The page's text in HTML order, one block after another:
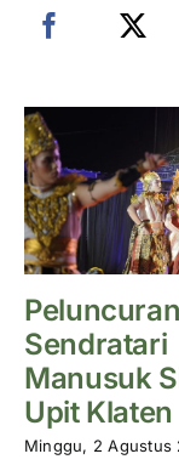
Peluncuran
Sendratari
Manusuk
Upit Klaten
Minggu, 2 Agustus